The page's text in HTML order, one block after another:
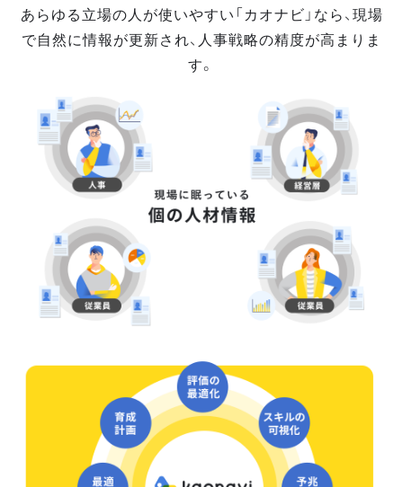
あらゆる立場の人が使いやすい「カオナビ」なら、現場
で自然に情報が更新され、人事戦略の精度が高まりま
す。